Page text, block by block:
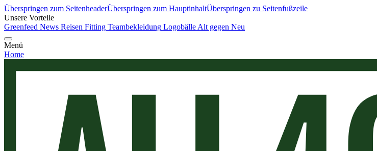
Überspringen zum SeitenheaderÜberspringen zum HauptinhaltÜberspringen zu Seitenfußzeile
Unsere Vorteile
Greenfeed News Reisen Fitting Teambekleidung Logobälle Alt gegen Neu
Menü
Home